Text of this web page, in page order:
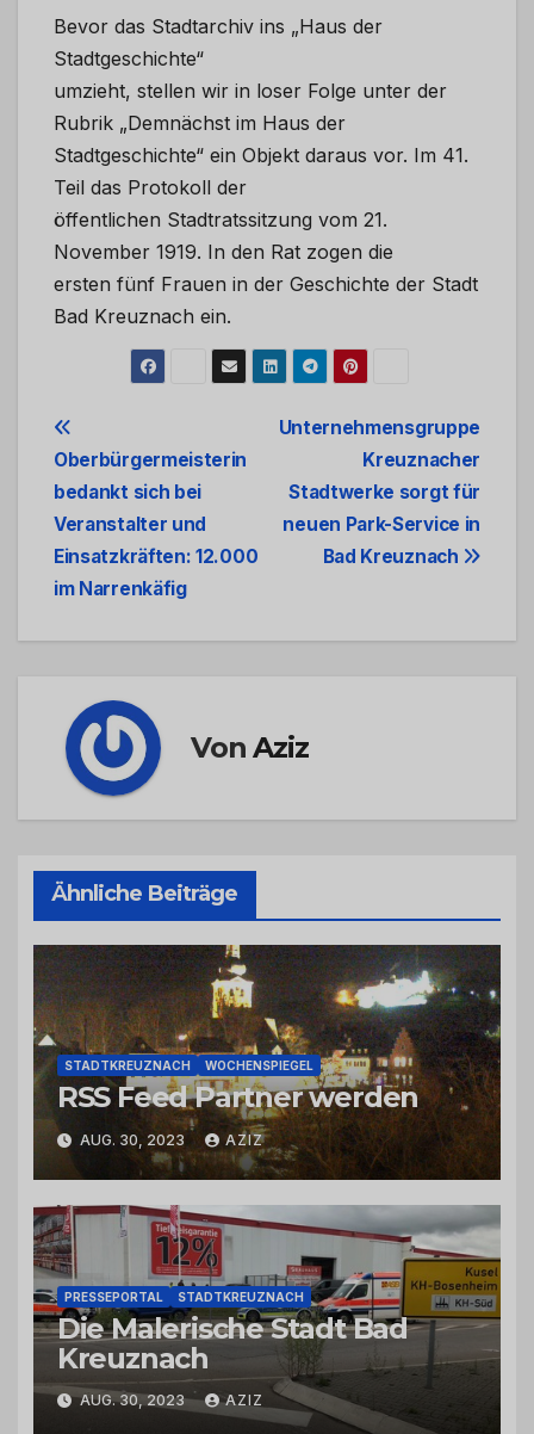
Bevor das Stadtarchiv ins „Haus der
Stadtgeschichte“
umzieht, stellen wir in loser Folge unter der
Rubrik „Demnächst im Haus der
Stadtgeschichte“ ein Objekt daraus vor. Im 41.
Teil das Protokoll der
öffentlichen Stadtratssitzung vom 21.
November 1919. In den Rat zogen die
ersten fünf Frauen in der Geschichte der Stadt
Bad Kreuznach ein.
Beitrags-
Navigation
Unternehmensgruppe
Kreuznacher
Stadtwerke sorgt für
neuen Park-Service in
Bad Kreuznach
Oberbürgermeisterin
bedankt sich bei
Veranstalter und
Einsatzkräften: 12.000
im Narrenkäfig
VonAziz
Ähnliche Beiträge
STADTKREUZNACH WOCHENSPIEGEL
RSS Feed Partner werden
AUG. 30, 2023 AZIZ
PRESSEPORTAL STADTKREUZNACH
Die Malerische Stadt Bad
Kreuznach
AUG. 30, 2023 AZIZ